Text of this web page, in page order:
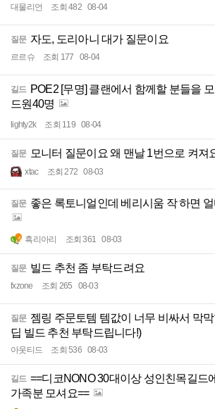
대물리언 조회 482 08-04
질문 자도, 도리아니 대가 질문이요
르르슈 조회 177 08-04
길드 POE2 [무명] 클랜에서 함께할 분들을
드원40명
lighty2k 조회 119 08-04
질문 모니터 질문이요 왜 맨날 1번으로 켜져
xtac 조회 272 08-03
질문 좋은 록토니얼인데 베리시움 작 하면
흑리아리 조회 361 08-03
질문 빌드 추천 좀 부탁드려요
fxzone 조회 265 08-03
질문 젬링 주문토템 템값이 너무 비싸서 막
딥 빌드 추천 부탁드립니다!)
아웃티드 조회 536 08-03
길드 ==디코NONO 30대이상 성인친목길드
가족분 모셔요==